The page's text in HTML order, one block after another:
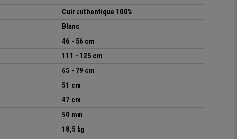
Cuir authentique 100%
Blanc
46 - 56 cm
111 - 125 cm
65 - 79 cm
51 cm
47 cm
50 mm
18,5 kg